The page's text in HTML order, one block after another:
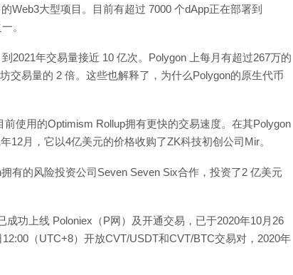
Web3大型项目。目前有超过 7000 个dApp正在部署到
。
2021年交易量接近 10 亿次。Polygon 上每月有超过267万的
交易量的 2 倍。这些也解释了，为什么Polygon的原生代币
使用的Optimism Rollup拥有更快的交易速度。在其Polygon
12月，它以4亿美元的价格收购了ZK科技初创公司Mir。
有的风险投资公司Seven Seven Six合作，投资了2 亿美元
功上线 Poloniex（P网）及开通交易，已于2020年10月26
（UTC+8）开放CVT/USDT和CVT/BTC交易对，2020年